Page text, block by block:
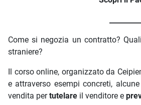
Come si negozia un contratto?
straniere?
Il corso online, organizzato da
e attraverso esempi concreti,
vendita pertutelare il venditore e